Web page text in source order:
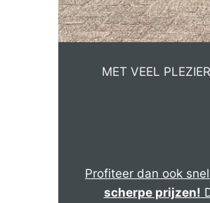
MET VEEL
Profiteer dan ook
scherpe prijzen!